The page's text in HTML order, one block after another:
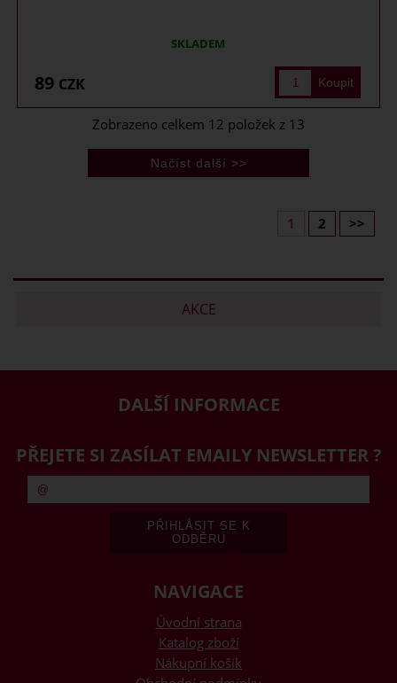
SKLADEM
89 CZK
Zobrazeno celkem 12 položek z 13
1 2 >>
AKCE
DALŠÍ INFORMACE
PŘEJETE SI ZASÍLAT EMAILY NEWSLETTER ?
NAVIGACE
Úvodní strana
Katalog zboží
Nákupní košík